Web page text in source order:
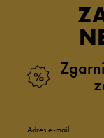
Adres e-mail